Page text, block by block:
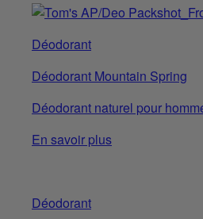
Déodorant
Déodorant Mountain Spring
Déodorant naturel pour
En savoir plus
Déodorant